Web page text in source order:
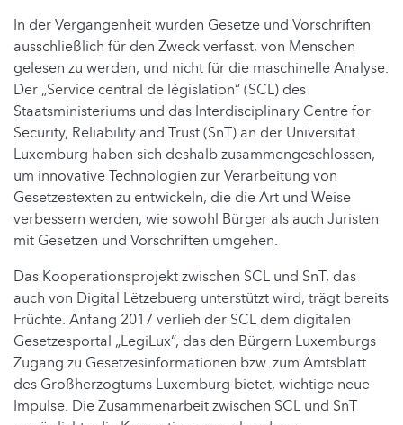
In der Vergangenheit wurden Gesetze und Vorschriften
ausschließlich für den Zweck verfasst, von Menschen
gelesen zu werden, und nicht für die maschinelle Analyse.
Der „Service central de législation“ (SCL) des
Staatsministeriums und das Interdisciplinary Centre for
Security, Reliability and Trust (SnT) an der Universität
Luxemburg haben sich deshalb zusammengeschlossen,
um innovative Technologien zur Verarbeitung von
Gesetzestexten zu entwickeln, die die Art und Weise
verbessern werden, wie sowohl Bürger als auch Juristen
mit Gesetzen und Vorschriften umgehen.
Das Kooperationsprojekt zwischen SCL und SnT, das
auch von Digital Lëtzebuerg unterstützt wird, trägt bereits
Früchte. Anfang 2017 verlieh der SCL dem digitalen
Gesetzesportal „LegiLux“, das den Bürgern Luxemburgs
Zugang zu Gesetzesinformationen bzw. zum Amtsblatt
des Großherzogtums Luxemburg bietet, wichtige neue
Impulse. Die Zusammenarbeit zwischen SCL und SnT